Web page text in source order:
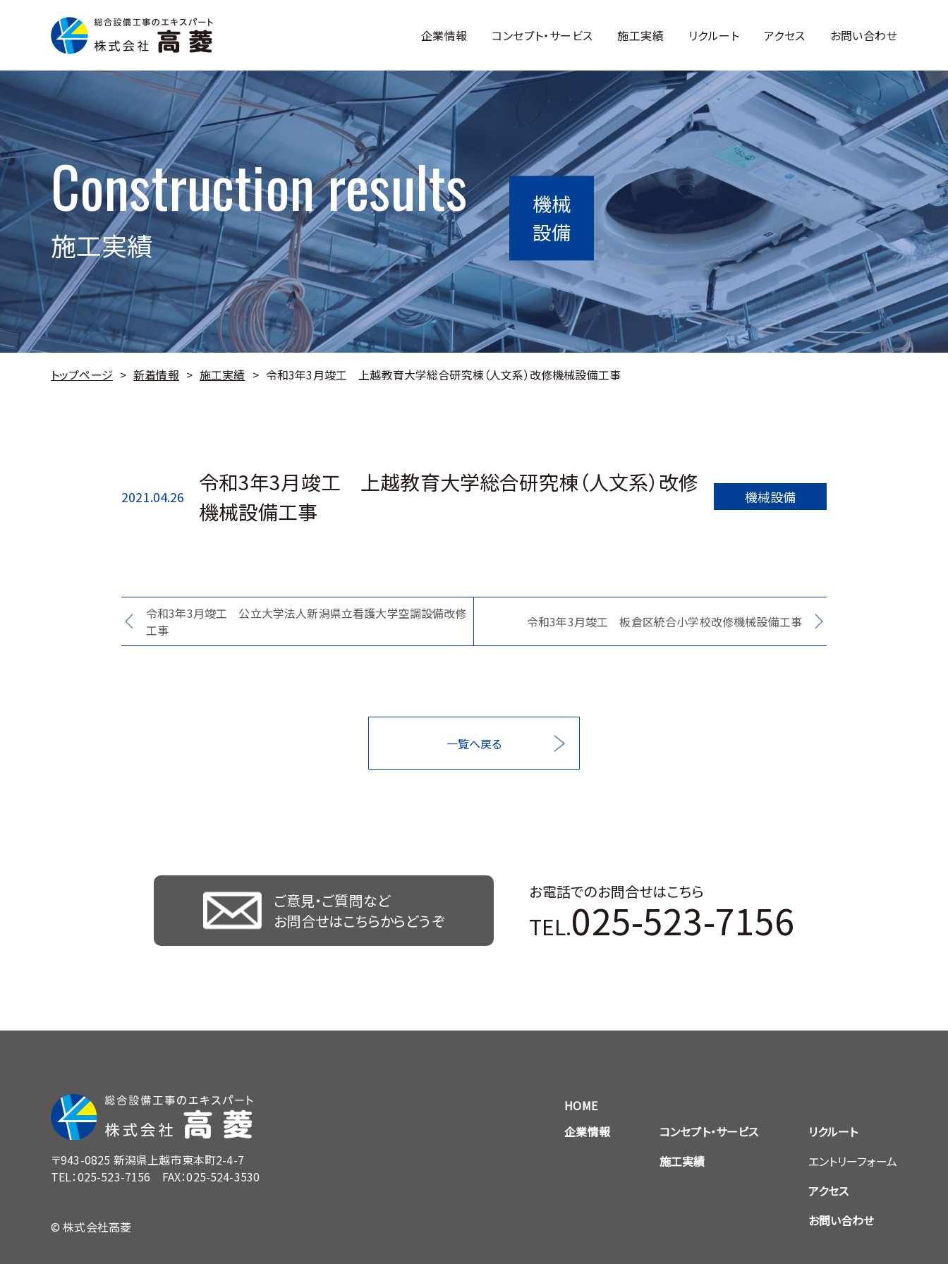
企業情報 コンセプト・サービス 施工実績 リクルート アクセス お問い合わせ
Construction results
施工実績
機械
設備
トップページ 新着情報 施工実績 令和3年3月竣工 上越教育大学総合研究棟（人文系）改修機械設備工事
2021.04.26
令和3年3月竣工 上越教育大学総合研究棟（人文系）改修
機械設備工事
機械設備
令和3年3月竣工 公立大学法人新潟県立看護大学空調設備改修
工事
令和3年3月竣工 板倉区統合小学校改修機械設備工事
一覧へ戻る
ご意見・ご質問など
お問合せはこちらからどうぞ
お電話でのお問合せはこちら
TEL.025-523-7156
〒943-0825 新潟県上越市東本町2-4-7
TEL：025-523-7156 FAX：025-524-3530
© 株式会社高菱
HOME
企業情報
コンセプト・サービス
施工実績
リクルート
エントリーフォーム
アクセス
お問い合わせ